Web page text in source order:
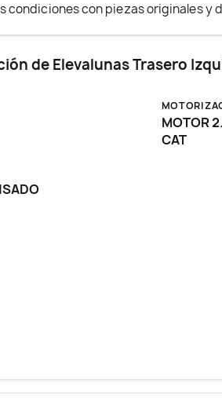
condiciones con piezas originales y
de Elevalunas Trasero
MOTOR
CAT